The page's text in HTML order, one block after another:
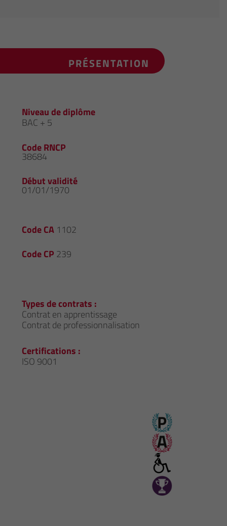
PRÉSENTATION
Niveau de diplôme
BAC + 5
Code RNCP
38684
Début validité
01/01/1970
Code CA 1102
Code CP 239
Types de contrats :
Contrat en apprentissage
Contrat de professionnalisation
Certifications :
ISO 9001